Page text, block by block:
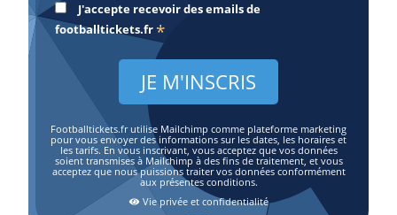
J'accepte recevoir des emails de
footballtickets.fr *
Footballtickets.fr utilise Mailchimp comme plateforme marketing
pour vous envoyer des informations sur les dates, les horaires et
les tarifs. En vous inscrivant, vous acceptez que vos données
soient transmises à Mailchimp à des fins de traitement, et vous
acceptez que nous puissions traiter vos données conformément
aux présentes conditions.
Vie privée et confidentialité